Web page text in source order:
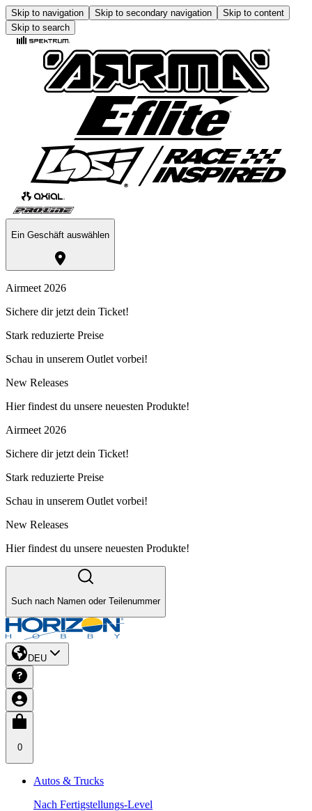
Skip to navigation Skip to secondary navigation
Skip to content
Skip to search
Ein Geschäft auswählen
Airmeet 2026
Sichere dir jetzt dein Ticket!
Stark reduzierte Preise
Schau in unserem Outlet vorbei!
New Releases
Hier findest du unsere neuesten Produkte!
Airmeet 2026
Sichere dir jetzt dein Ticket!
Stark reduzierte Preise
Schau in unserem Outlet vorbei!
New Releases
Hier findest du unsere neuesten Produkte!
Such nach Namen oder Teilenummer
DEU
0
Autos & Trucks
Nach Fertigstellungs-Level